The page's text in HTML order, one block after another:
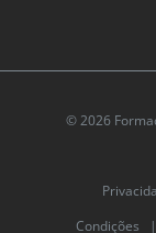
© 2026
Condições